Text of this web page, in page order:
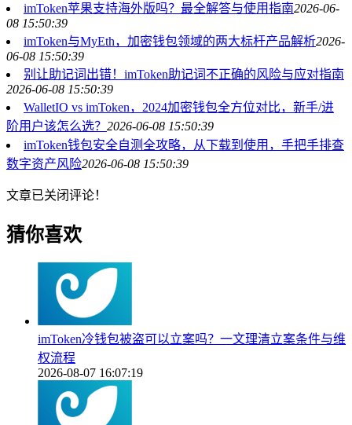
imToken苹果支持海外版吗？最全解答与使用指南2026-06-
08 15:50:39
imToken与MyEth，加密钱包领域的两大标杆产品解析2026-
06-08 15:50:39
别让助记词出错！imToken助记词不正确的风险与应对指南
2026-06-08 15:50:39
WalletIO vs imToken，2024加密钱包全方位对比，新手/进
阶用户该怎么选？ 2026-06-08 15:50:39
imToken钱包安全自测全攻略，从下载到使用，手把手排查
数字资产风险2026-06-08 15:50:39
文章已关闭评论！
猜你喜欢
imToken冷钱包被盗可以立案吗？一文理清立案条件与维
权流程
2026-08-07 16:07:19